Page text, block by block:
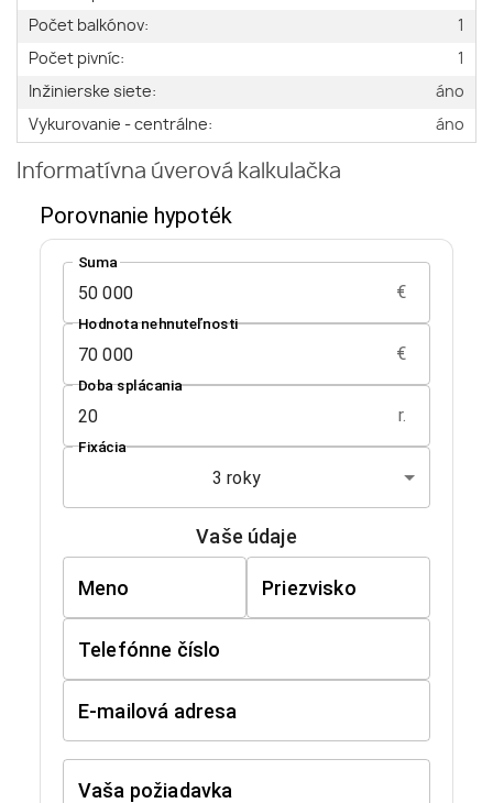
Počet balkónov:
1
Počet pivníc:
1
Inžinierske siete:
áno
Vykurovanie - centrálne:
áno
Informatívna úverová kalkulačka